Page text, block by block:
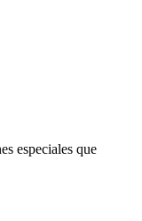
especiales que